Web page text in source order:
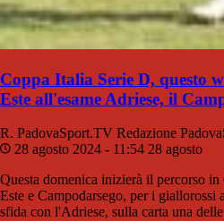
Coppa Italia Serie D, questo
Este all'esame Adriese, il
R. PadovaSport.TV Redazione
28 agosto 2024 - 11:54 28 agosto
Questa domenica inizierà il percorso
Este e Campodarsego, per i giallorossi
sfida con l'Adriese, sulla carta una